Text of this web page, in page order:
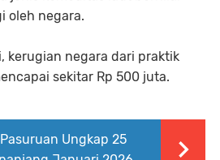
oleh negara.
kerugian negara dari praktik
sekitar Rp 500 juta.
Ungkap 25